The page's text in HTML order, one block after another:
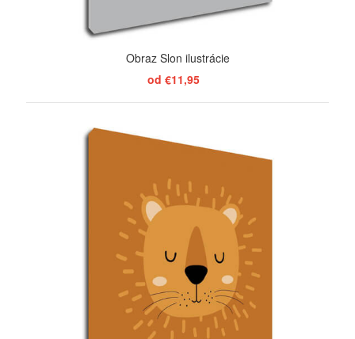
Obraz Slon ilustrácie
od €11,95